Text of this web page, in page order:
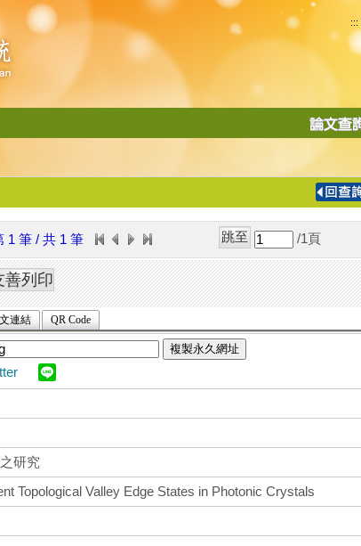
:::
導
1 筆 / 共 1 筆 /1 頁
連結 QR Code
複製永久網址
研究
Topological Valley Edge States in Photonic Crystals